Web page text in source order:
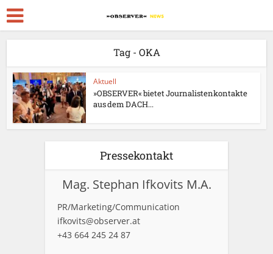
Tag - OKA
Aktuell
»OBSERVER« bietet Journalistenkontakte
aus dem DACH...
Pressekontakt
Mag. Stephan Ifkovits M.A.
PR/Marketing/Communication
ifkovits@observer.at
+43 664 245 24 87